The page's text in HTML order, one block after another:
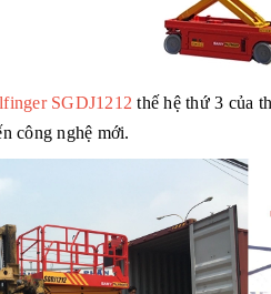
SGDJ1212 thế hệ thứ 3 của
công nghệ mới.